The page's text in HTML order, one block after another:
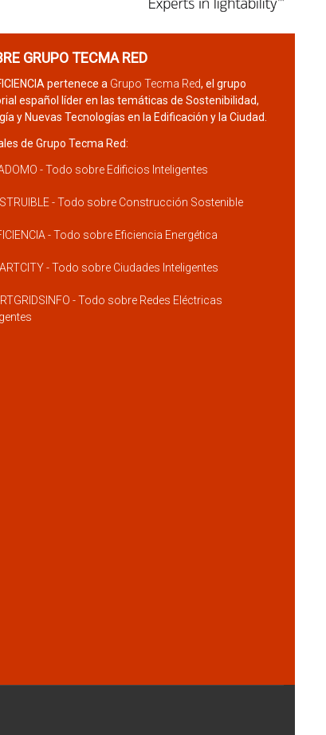
GRUPO TECMA RED
pertenece a Grupo Tecma Red, el grupo
español líder en las temáticas de Sostenibilidad,
y Nuevas Tecnologías en la Edificación y la Ciudad.
de Grupo Tecma Red:
- Todo sobre Edificios Inteligentes
- Todo sobre Construcción Sostenible
- Todo sobre Eficiencia Energética
- Todo sobre Ciudades Inteligentes
- Todo sobre Redes Eléctricas